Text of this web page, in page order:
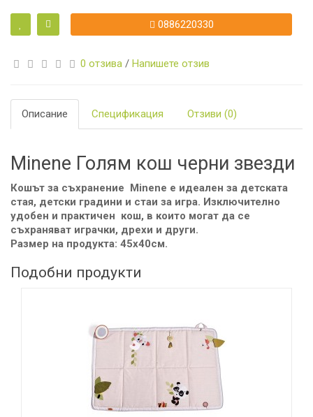
0886220330
0 отзива / Напишете отзив
Описание Спецификация Отзиви (0)
Minene Голям кош черни звезди
Кошът за съхранение Minene е идеален за детската
стая, детски градини и стаи за игра. Изключително
удобен и практичен кош, в които могат да се
съхраняват играчки, дрехи и други.
Размер на продукта: 45x40см.
Подобни продукти